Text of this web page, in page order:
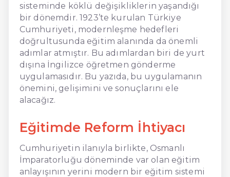
sisteminde köklü değişikliklerin yaşandığı
bir dönemdir. 1923’te kurulan Türkiye
Cumhuriyeti, modernleşme hedefleri
doğrultusunda eğitim alanında da önemli
adımlar atmıştır. Bu adımlardan biri de yurt
dışına İngilizce öğretmen gönderme
uygulamasıdır. Bu yazıda, bu uygulamanın
önemini, gelişimini ve sonuçlarını ele
alacağız.
Eğitimde Reform İhtiyacı
Cumhuriyetin ilanıyla birlikte, Osmanlı
İmparatorluğu döneminde var olan eğitim
anlayışının yerini modern bir eğitim sistemi